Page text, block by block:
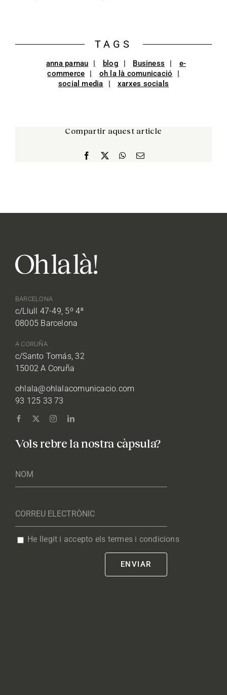
TAGS
anna parnau blog Business
e-
commerce
oh la là comunicació
social media
xarxes socials
Compartir aquest article
Facebook WhatsApp
Email:
BARCELONA
c/Llull 47-49, 5º 4ª
08005 Barcelona
A CORUÑA
c/Santo Tomás, 32
15002 A Coruña
ohlala@ohlalacomunicacio.com
93 125 33 73
Vols rebre la nostra càpsula?
He llegit i accepto els termes i condicions